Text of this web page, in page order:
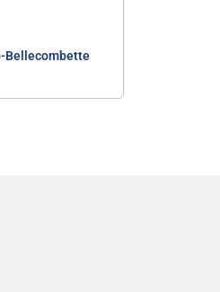
Bellecombette